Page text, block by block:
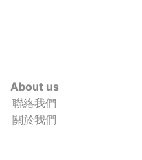
About us
聯絡我們
關於我們